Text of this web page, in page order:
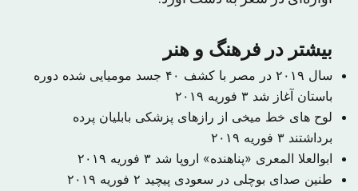
بیشتر در فرهنگ و هنر
سال ۲۰۱۹ در مصر با کشف ۴۰ جسد مومیایی شده دوره
باستان آغاز شد ۳ فوریه ۲۰۱۹
لوح های خط میخی از رازهای پزشکی بابلیان پرده
برداشتند ۳ فوریه ۲۰۱۹
ابوالعلا المعری «پناهنده» اروپا شد ۳ فوریه ۲۰۱۹
طنین صدای بوچلی در سعودی پیچید ۲ فوریه ۲۰۱۹